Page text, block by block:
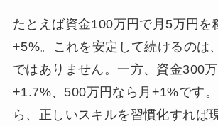
たとえば資金100万円で月5万円を
+5%。これを安定して続けるのは
ではありません。一方、資金300
+1.7%、500万円なら月+1%です
ら、正しいスキルを習慣化すれば